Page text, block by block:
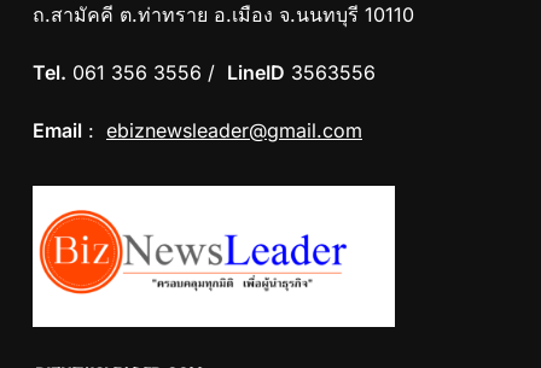
ถ.สามัคคี ต.ท่าทราย อ.เมือง จ.นนทบุรี 10110
Tel. 061 356 3556 / LineID 3563556
Email : ebiznewsleader@gmail.com